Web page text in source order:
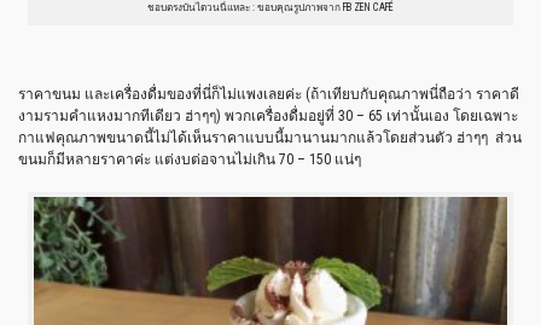
ชอบตรงบันไดวนนี่แหละ : ขอบคุณรูปภาพจาก FB ZEN CAFÉ
ราคาขนม และเครื่องดื่มของที่นี่ก็ไม่แพงเลยค่ะ (ถ้าเทียบกับคุณภาพนี่ถือว่า ราคาดี
งามรามคำแหงมากทีเดียว ฮ่าๆๆ) พวกเครื่องดื่มอยู่ที่ 30 – 65 เท่านั้นเอง โดยเฉพาะ
กาแฟคุณภาพขนาดนี้ไม่ได้เห็นราคาแบบนี้มานานมากแล้วโดยส่วนตัว ฮ่าๆๆ ส่วน
ขนมก็มีหลายราคาค่ะ แต่งบต่อจานไม่เกิน 70 – 150 แน่ๆ